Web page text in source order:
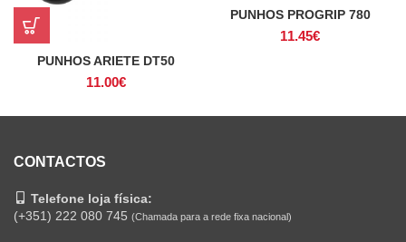
PUNHOS ARIETE DT50
11.00€
PUNHOS PROGRIP 780
11.45€
CONTACTOS
Telefone loja física:
(+351) 222 080 745 (Chamada para a rede fixa nacional)